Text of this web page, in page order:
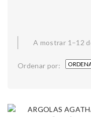
A mostrar 1–12
Ordenar por: